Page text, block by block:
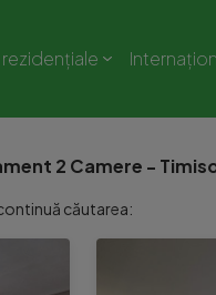
2 Camere -
căutarea: